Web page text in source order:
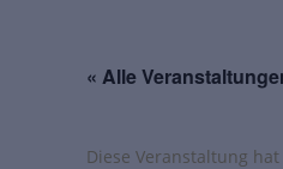
« Alle
Diese Veranstaltung